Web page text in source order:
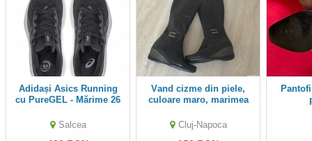
Adidași Asics Running
cu PureGEL - Mărime 26
37
Salcea
Vand cizme din piele,
culoare maro, marimea
Cluj-Napoca
Pantofi negri din piele